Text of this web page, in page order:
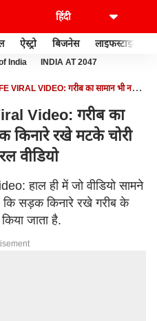
ऐस्ट्रो बिजनेस लाइफस्टाइल
India INDIA AT 2047
VIRAL VIDEO: गरीब का सामान भी नहीं
Video: गरीब का
किनारे रखे मटके चोरी
वीडियो
हाल ही में जो वीडियो सामने
सड़क किनारे रखे गरीब के
जाता है.